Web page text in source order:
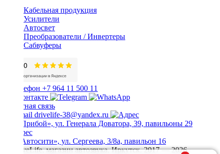
Кабельная продукция
Усилители
Автосвет
Преобразователи / Инвертеры
Сабвуферы
+7 964 11 500 11
Обратная связь
drivelife-38@yandex.ru
ТЦ «Прибой», ул. Генерала Доватора, 39, павильоны 29
ТЦ «Автосити», ул. Сергеева, 3/8а, павильон 16
© DriveLife, магазин автозвука, Иркутск. 2017 — 2026